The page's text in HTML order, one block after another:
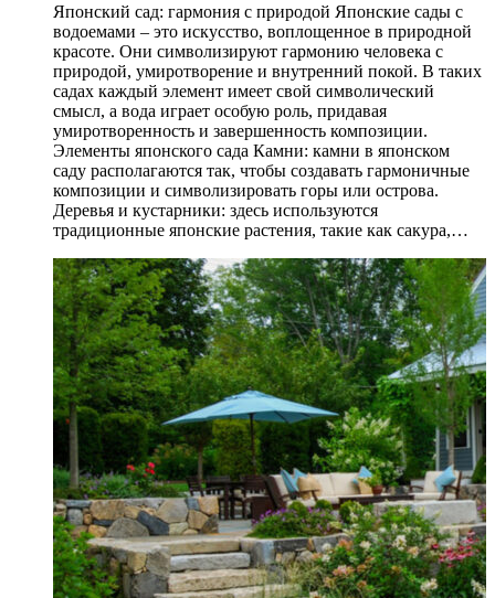
Японский сад: гармония с природой Японские сады с
водоемами – это искусство, воплощенное в природной
красоте. Они символизируют гармонию человека с
природой, умиротворение и внутренний покой. В таких
садах каждый элемент имеет свой символический
смысл, а вода играет особую роль, придавая
умиротворенность и завершенность композиции.
Элементы японского сада Камни: камни в японском
саду располагаются так, чтобы создавать гармоничные
композиции и символизировать горы или острова.
Деревья и кустарники: здесь используются
традиционные японские растения, такие как сакура,…